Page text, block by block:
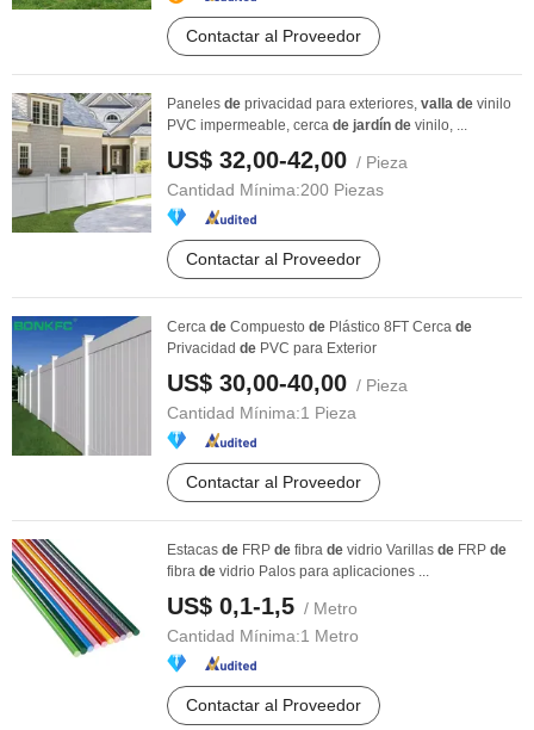
Contactar al Proveedor
Paneles de privacidad para exteriores, valla de vinilo
PVC impermeable, cerca de jardín de vinilo, ...
US$ 32,00-42,00 / Pieza
Cantidad Mínima:200 Piezas
Contactar al Proveedor
Cerca de Compuesto de Plástico 8FT Cerca de
Privacidad de PVC para Exterior
US$ 30,00-40,00 / Pieza
Cantidad Mínima:1 Pieza
Contactar al Proveedor
Estacas de FRP de fibra de vidrio Varillas de FRP de
fibra de vidrio Palos para aplicaciones ...
US$ 0,1-1,5 / Metro
Cantidad Mínima:1 Metro
Contactar al Proveedor